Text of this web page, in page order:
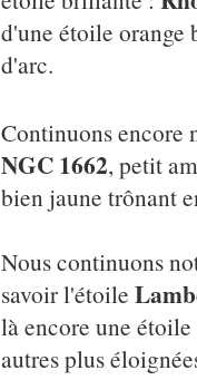
d'une étoile orange
d'arc.
Continuons encore
NGC 1662, petit
bien jaune trônant
Nous continuons
savoir l'étoile
là encore une
autres plus